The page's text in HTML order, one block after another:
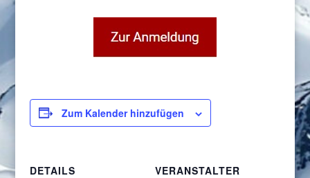
Zum Kalender hinzufügen
DETAILS
VERANSTALTER